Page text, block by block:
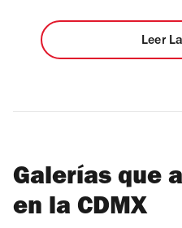
Leer
Galerías que
en la CDMX